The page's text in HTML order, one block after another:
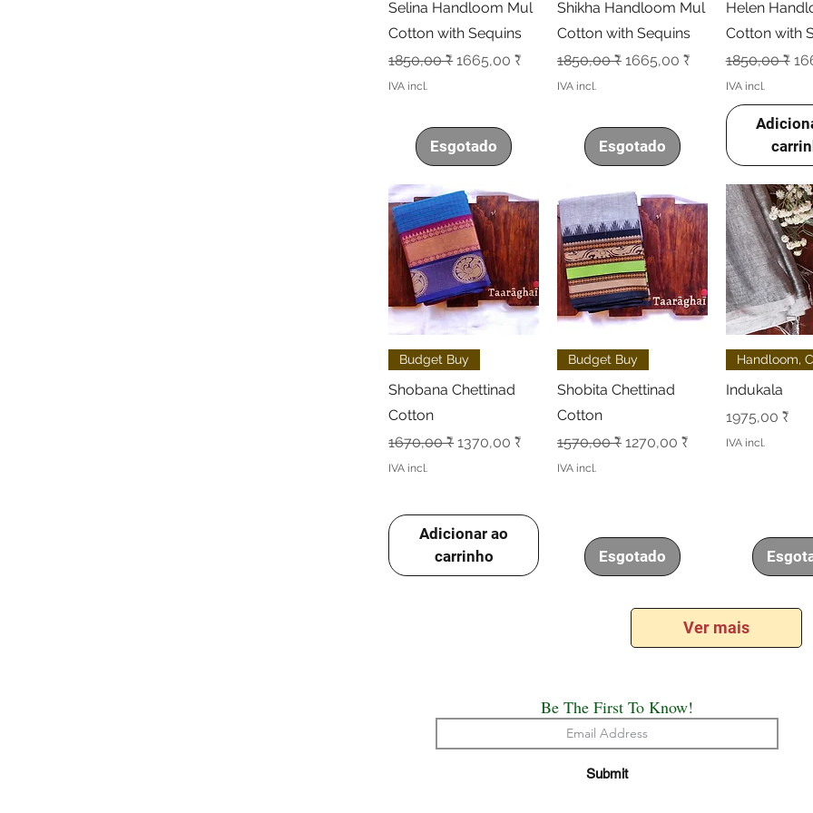
Selina Handloom Mul
Cotton with Sequins
Preço normal
1850,00 ₹ Preço promocional
1665,00 ₹
IVA incl.
Esgotado
Shikha Handloom Mul
Cotton with Sequins
Preço normal
1850,00 ₹ Preço promocional
1665,00 ₹
IVA incl.
Esgotado
Helen
Cotton with
Preço
1850,00 ₹
IVA incl.
Visualização rápida
Budget Buy
Shobana Chettinad
Cotton
Preço normal
1670,00 ₹ Preço promocional
1370,00 ₹
IVA incl.
Adicionar ao
carrinho
Visualização rápida
Budget Buy
Shobita Chettinad
Cotton
Preço normal
1570,00 ₹ Preço promocional
1270,00 ₹
IVA incl.
Esgotado
Handloom,
Indukala
Preço
1975,00 ₹
IVA incl.
Ver mais
Be The First To Know!
Submit